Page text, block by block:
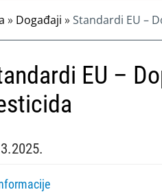
» Događaji »Standardi EU –
EU –